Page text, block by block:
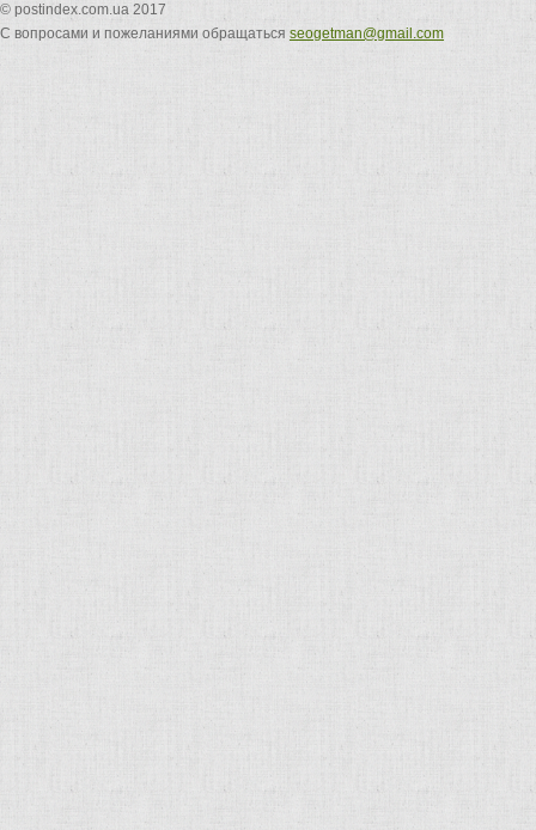
© postindex.com.ua 2017
С вопросами и пожеланиями обращаться seogetman@gmail.com